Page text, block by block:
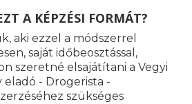
A KÉPZÉSI FORMÁT?
aki ezzel a módszerrel
saját időbeosztással,
szeretné elsajátítani a Vegyi
- Drogerista -
szükséges